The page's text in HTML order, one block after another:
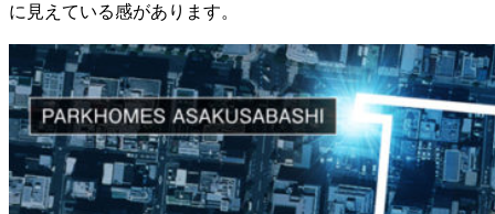
に見えている感があります。